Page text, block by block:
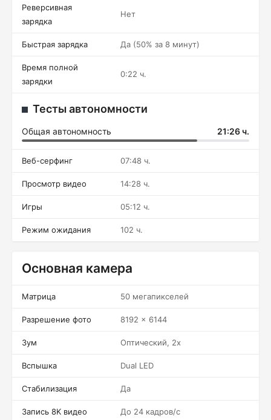
Реверсивная
зарядка
Нет
Быстрая зарядка Да (50% за 8 минут)
Время полной
зарядки
0:22 ч.
Тесты автономности
Общая автономность 21:26 ч.
Веб-серфинг 07:48 ч.
Просмотр видео 14:28 ч.
Игры 05:12 ч.
Режим ожидания 102 ч.
Основная камера
Матрица 50 мегапикселей
Разрешение фото 8192 x 6144
Зум Оптический, 2x
Вспышка Dual LED
Стабилизация Да
Запись 8K видео До 24 кадров/c